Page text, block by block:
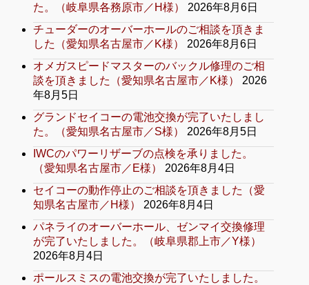
た。（岐阜県各務原市／H様）
2026年8月6日
チューダーのオーバーホールのご相談を頂きま
した（愛知県名古屋市／K様）
2026年8月6日
オメガスピードマスターのバックル修理のご相
談を頂きました（愛知県名古屋市／K様）
2026
年8月5日
グランドセイコーの電池交換が完了いたしまし
た。（愛知県名古屋市／S様）
2026年8月5日
IWCのパワーリザーブの点検を承りました。
（愛知県名古屋市／E様）
2026年8月4日
セイコーの動作停止のご相談を頂きました（愛
知県名古屋市／H様）
2026年8月4日
パネライのオーバーホール、ゼンマイ交換修理
が完了いたしました。（岐阜県郡上市／Y様）
2026年8月4日
ポールスミスの電池交換が完了いたしました。